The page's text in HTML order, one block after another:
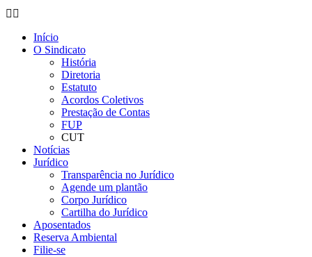
Início
O Sindicato
História
Diretoria
Estatuto
Acordos Coletivos
Prestação de Contas
FUP
CUT
Notícias
Jurídico
Transparência no Jurídico
Agende um plantão
Corpo Jurídico
Cartilha do Jurídico
Aposentados
Reserva Ambiental
Filie-se